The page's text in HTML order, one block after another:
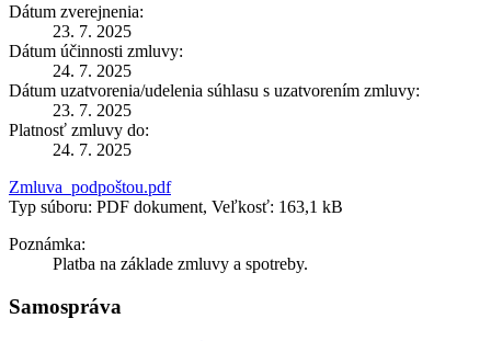
Dátum zverejnenia:
23. 7. 2025
Dátum účinnosti zmluvy:
24. 7. 2025
Dátum uzatvorenia/udelenia súhlasu s uzatvorením zmluvy:
23. 7. 2025
Platnosť zmluvy do:
24. 7. 2025
Zmluva_podpoštou.pdf
Typ súboru: PDF dokument, Veľkosť: 163,1 kB
Poznámka:
Platba na základe zmluvy a spotreby.
Samospráva